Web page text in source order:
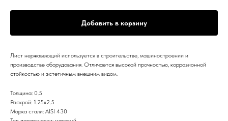
Добавить в корзину
Лист нержавеющий используется в строительстве, машиностроении и
производстве оборудования. Отличается высокой прочностью, коррозионной
стойкостью и эстетичным внешним видом.
Толщина: 0.5
Раскрой: 1.25х2.5
Марка стали: AISI 430